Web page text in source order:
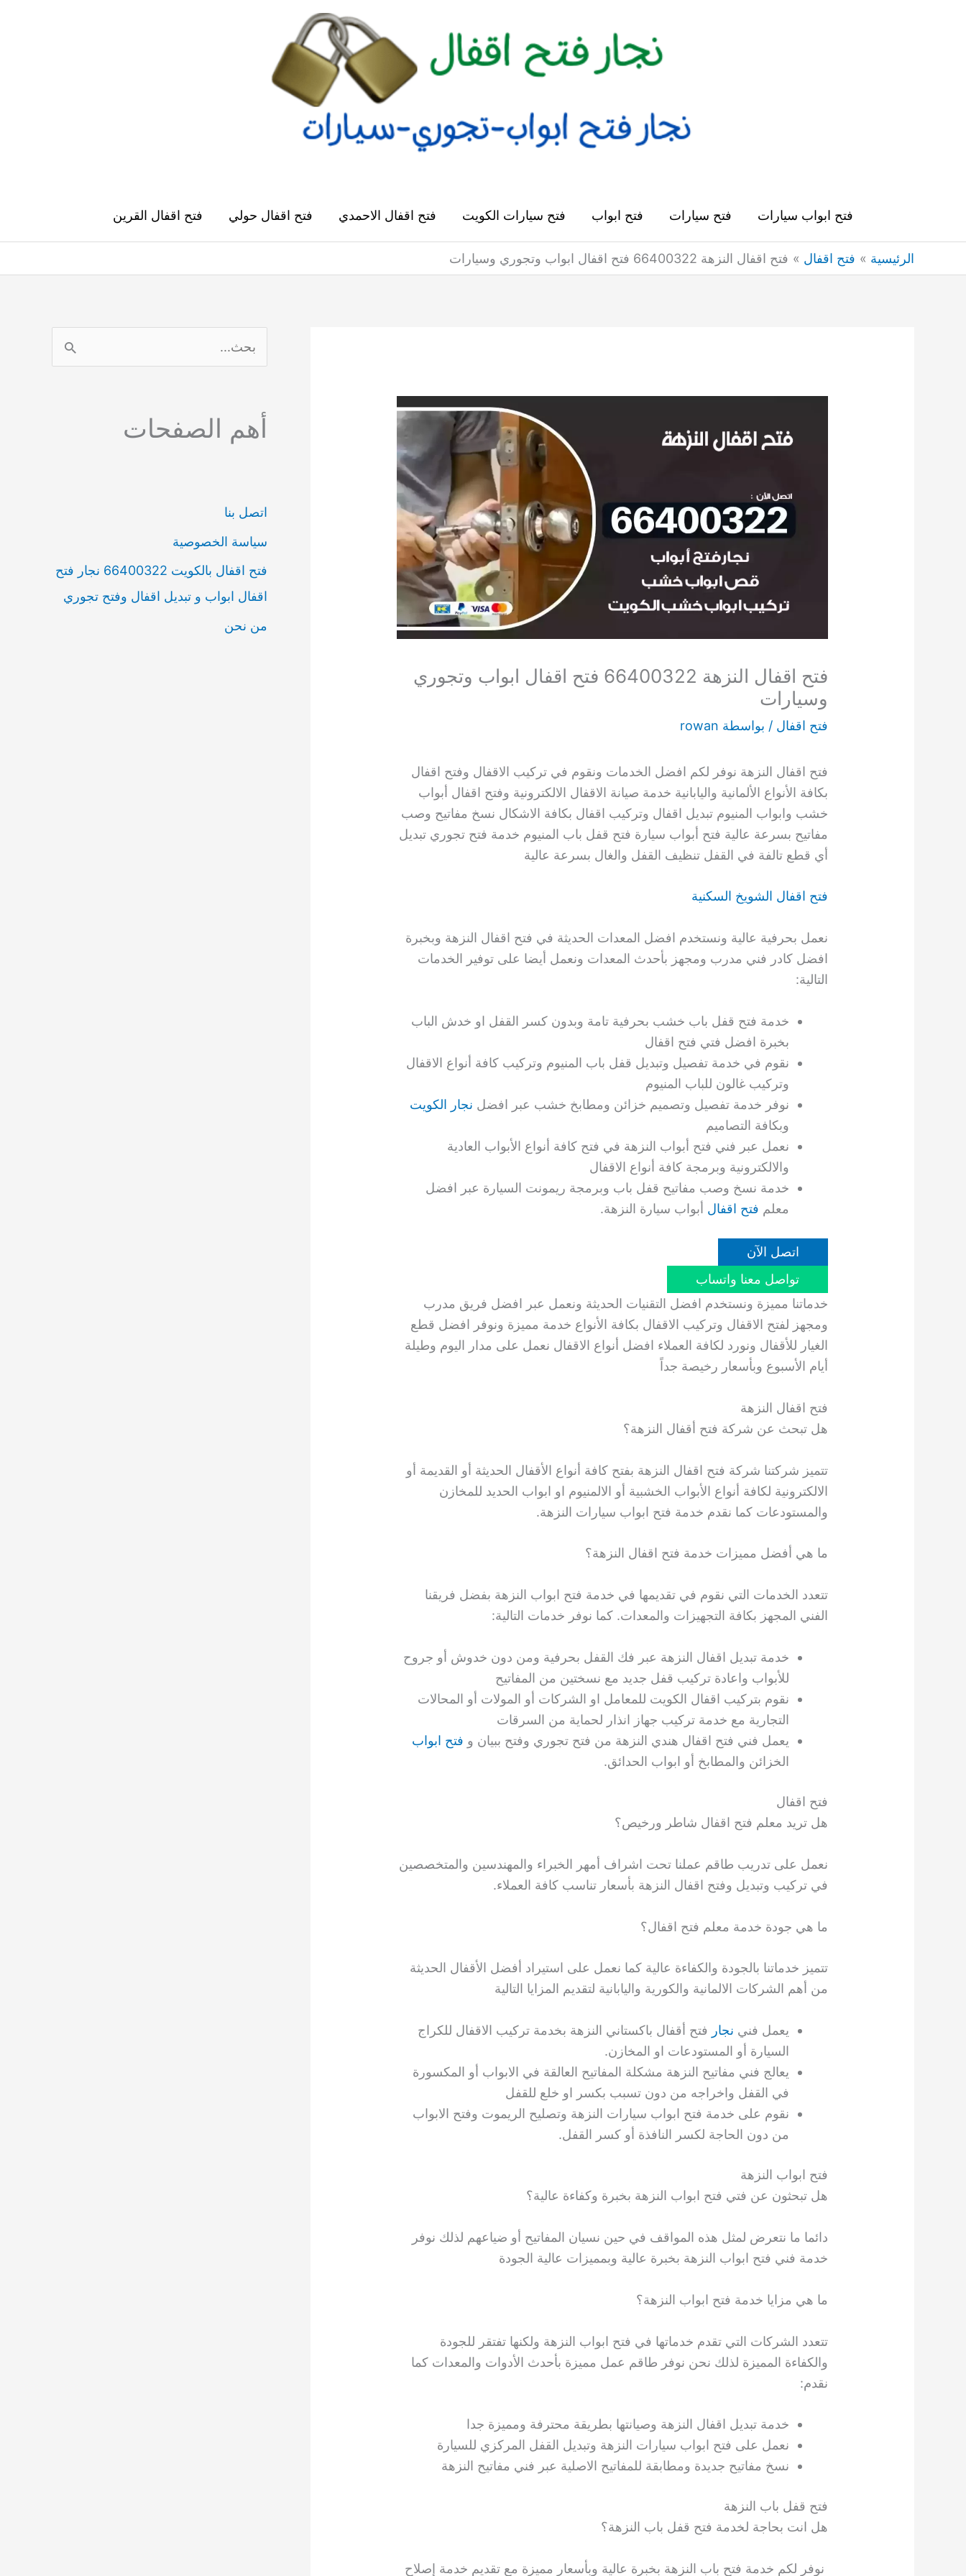
فتح ابواب سيارات فتح سيارات فتح ابواب فتح سيارات الكويت فتح اقفال الاحمدي فتح اقفال حولي فتح اقفال القرين
الرئيسية فتح اقفال فتح اقفال النزهة 66400322 فتح اقفال ابواب وتجوري وسيارات
فتح اقفال النزهة 66400322 فتح اقفال ابواب وتجوري
وسيارات
فتح اقفال / بواسطة rowan
فتح اقفال النزهة نوفر لكم افضل الخدمات ونقوم في تركيب الاقفال وفتح اقفال
بكافة الأنواع الألمانية واليابانية خدمة صيانة الاقفال الالكترونية وفتح اقفال أبواب
خشب وابواب المنيوم تبديل اقفال وتركيب اقفال بكافة الاشكال نسخ مفاتيح وصب
مفاتيح بسرعة عالية فتح أبواب سيارة فتح قفل باب المنيوم خدمة فتح تجوري تبديل
أي قطع تالفة في القفل تنظيف القفل والغال بسرعة عالية
فتح اقفال الشويخ السكنية
نعمل بحرفية عالية ونستخدم افضل المعدات الحديثة في فتح اقفال النزهة وبخبرة
افضل كادر فني مدرب ومجهز بأحدث المعدات ونعمل أيضا على توفير الخدمات
التالية:
خدمة فتح قفل باب خشب بحرفية تامة وبدون كسر القفل او خدش الباب
بخبرة افضل فتي فتح اقفال
نقوم في خدمة تفصيل وتبديل قفل باب المنيوم وتركيب كافة أنواع الاقفال
وتركيب غالون للباب المنيوم
نوفر خدمة تفصيل وتصميم خزائن ومطابخ خشب عبر افضل نجار الكويت
وبكافة التصاميم
نعمل عبر فني فتح أبواب النزهة في فتح كافة أنواع الأبواب العادية
والالكترونية وبرمجة كافة أنواع الاقفال
خدمة نسخ وصب مفاتيح قفل باب وبرمجة ريمونت السيارة عبر افضل
معلم فتح اقفال أبواب سيارة النزهة.
اتصل الآن
تواصل معنا واتساب
خدماتنا مميزة ونستخدم افضل التقنيات الحديثة ونعمل عبر افضل فريق مدرب
ومجهز لفتح الاقفال وتركيب الاقفال بكافة الأنواع خدمة مميزة ونوفر افضل قطع
الغيار للأقفال ونورد لكافة العملاء افضل أنواع الاقفال نعمل على مدار اليوم وطيلة
أيام الأسبوع وبأسعار رخيصة جداً
فتح اقفال النزهة
هل تبحث عن شركة فتح أقفال النزهة؟
تتميز شركتنا شركة فتح اقفال النزهة بفتح كافة أنواع الأقفال الحديثة أو القديمة أو
الالكترونية لكافة أنواع الأبواب الخشبية أو الالمنيوم او ابواب الحديد للمخازن
والمستودعات كما نقدم خدمة فتح ابواب سيارات النزهة.
ما هي أفضل مميزات خدمة فتح اقفال النزهة؟
تتعدد الخدمات التي نقوم في تقديمها في خدمة فتح ابواب النزهة بفضل فريقنا
الفني المجهز بكافة التجهيزات والمعدات. كما نوفر خدمات التالية:
خدمة تبديل اقفال النزهة عبر فك القفل بحرفية ومن دون خدوش أو جروح
للأبواب واعادة تركيب قفل جديد مع نسختين من المفاتيح
نقوم بتركيب اقفال الكويت للمعامل او الشركات أو المولات أو المحالات
التجارية مع خدمة تركيب جهاز انذار لحماية من السرقات
يعمل فني فتح اقفال هندي النزهة من فتح تجوري وفتح ببيان و فتح ابواب
الخزائن والمطابخ أو ابواب الحدائق.
فتح اقفال
هل تريد معلم فتح اقفال شاطر ورخيص؟
نعمل على تدريب طاقم عملنا تحت اشراف أمهر الخبراء والمهندسين والمتخصصين
في تركيب وتبديل وفتح اقفال النزهة بأسعار تناسب كافة العملاء.
ما هي جودة خدمة معلم فتح اقفال؟
تتميز خدماتنا بالجودة والكفاءة عالية كما نعمل على استيراد أفضل الأقفال الحديثة
من أهم الشركات الالمانية والكورية واليابانية لتقديم المزايا التالية
يعمل فني نجار فتح أقفال باكستاني النزهة بخدمة تركيب الاقفال للكراج
السيارة أو المستودعات او المخازن.
يعالج فني مفاتيح النزهة مشكلة المفاتيح العالقة في الابواب أو المكسورة
في القفل واخراجه من دون تسبب بكسر او خلع للقفل
نقوم على خدمة فتح ابواب سيارات النزهة وتصليح الريموت وفتح الابواب
من دون الحاجة لكسر النافذة أو كسر القفل.
فتح ابواب النزهة
هل تبحثون عن فتي فتح ابواب النزهة بخبرة وكفاءة عالية؟
دائما ما نتعرض لمثل هذه المواقف في حين نسيان المفاتيح أو ضياعهم لذلك نوفر
خدمة فني فتح ابواب النزهة بخبرة عالية وبمميزات عالية الجودة
ما هي مزايا خدمة فتح ابواب النزهة؟
تتعدد الشركات التي تقدم خدماتها في فتح ابواب النزهة ولكنها تفتقر للجودة
والكفاءة المميزة لذلك نحن نوفر طاقم عمل مميزة بأحدث الأدوات والمعدات كما
نقدم:
خدمة تبديل اقفال النزهة وصيانتها بطريقة محترفة ومميزة جدا
نعمل على فتح ابواب سيارات النزهة وتبديل القفل المركزي للسيارة
نسخ مفاتيح جديدة ومطابقة للمفاتيح الاصلية عبر فني مفاتيح النزهة
فتح قفل باب النزهة
هل انت بحاجة لخدمة فتح قفل باب النزهة؟
نوفر لكم خدمة فتح باب النزهة بخبرة عالية وبأسعار مميزة مع تقديم خدمة إصلاح
ن
أهم الصفحات
اتصل بنا
سياسة الخصوصية
فتح اقفال بالكويت 66400322 نجار فتح
اقفال ابواب و تبديل اقفال وفتح تجوري
من نحن